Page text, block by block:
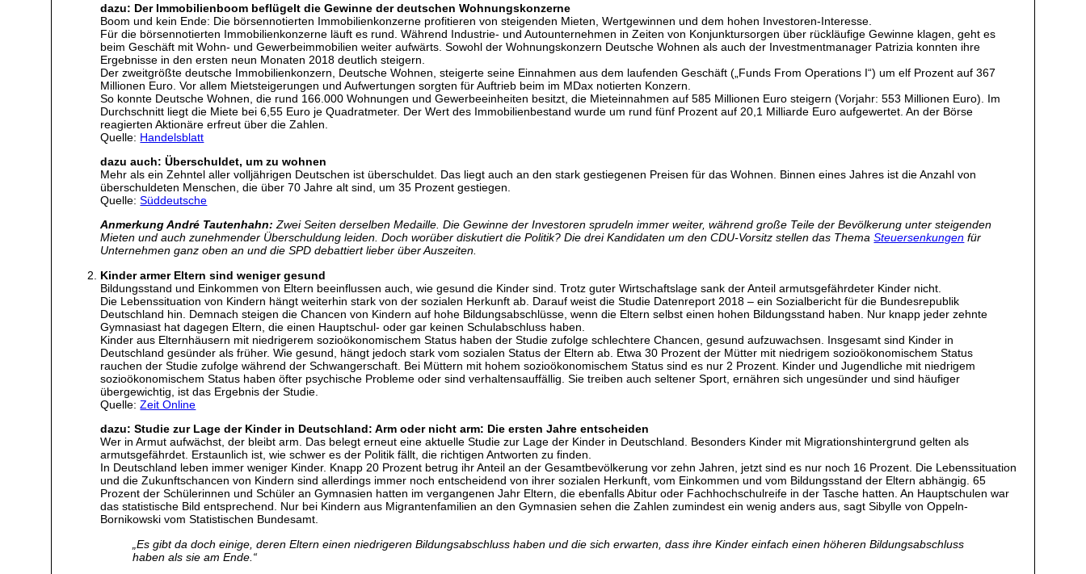
dazu: Der Immobilienboom beflügelt die Gewinne der deutschen Wohnungskonzerne
Boom und kein Ende: Die börsennotierten Immobilienkonzerne profitieren von steigenden Mieten, Wertgewinnen und dem hohen Investoren-Interesse.
Für die börsennotierten Immobilienkonzerne läuft es rund. Während Industrie- und Autounternehmen in Zeiten von Konjunktursorgen über rückläufige Gewinne klagen, geht es
beim Geschäft mit Wohn- und Gewerbeimmobilien weiter aufwärts. Sowohl der Wohnungskonzern Deutsche Wohnen als auch der Investmentmanager Patrizia konnten ihre
Ergebnisse in den ersten neun Monaten 2018 deutlich steigern.
Der zweitgrößte deutsche Immobilienkonzern, Deutsche Wohnen, steigerte seine Einnahmen aus dem laufenden Geschäft („Funds From Operations I“) um elf Prozent auf 367
Millionen Euro. Vor allem Mietsteigerungen und Aufwertungen sorgten für Auftrieb beim im MDax notierten Konzern.
So konnte Deutsche Wohnen, die rund 166.000 Wohnungen und Gewerbeeinheiten besitzt, die Mieteinnahmen auf 585 Millionen Euro steigern (Vorjahr: 553 Millionen Euro). Im
Durchschnitt liegt die Miete bei 6,55 Euro je Quadratmeter. Der Wert des Immobilienbestand wurde um rund fünf Prozent auf 20,1 Milliarde Euro aufgewertet. An der Börse
reagierten Aktionäre erfreut über die Zahlen.
Quelle: Handelsblatt
dazu auch: Überschuldet, um zu wohnen
Mehr als ein Zehntel aller volljährigen Deutschen ist überschuldet. Das liegt auch an den stark gestiegenen Preisen für das Wohnen. Binnen eines Jahres ist die Anzahl von
überschuldeten Menschen, die über 70 Jahre alt sind, um 35 Prozent gestiegen.
Quelle:Süddeutsche
Anmerkung André Tautenhahn: Zwei Seiten derselben Medaille. Die Gewinne der Investoren sprudeln immer weiter, während große Teile der Bevölkerung unter steigenden
Mieten und auch zunehmender Überschuldung leiden. Doch worüber diskutiert die Politik? Die drei Kandidaten um den CDU-Vorsitz stellen das ThemaSteuersenkungen für
Unternehmen ganz oben an und die SPD debattiert lieber über Auszeiten.
Kinder armer Eltern sind weniger gesund
Bildungsstand und Einkommen von Eltern beeinflussen auch, wie gesund die Kinder sind. Trotz guter Wirtschaftslage sank der Anteil armutsgefährdeter Kinder nicht.
Die Lebenssituation von Kindern hängt weiterhin stark von der sozialen Herkunft ab. Darauf weist die Studie Datenreport 2018 – ein Sozialbericht für die Bundesrepublik
Deutschland hin. Demnach steigen die Chancen von Kindern auf hohe Bildungsabschlüsse, wenn die Eltern selbst einen hohen Bildungsstand haben. Nur knapp jeder zehnte
Gymnasiast hat dagegen Eltern, die einen Hauptschul- oder gar keinen Schulabschluss haben.
Kinder aus Elternhäusern mit niedrigerem sozioökonomischem Status haben der Studie zufolge schlechtere Chancen, gesund aufzuwachsen. Insgesamt sind Kinder in
Deutschland gesünder als früher. Wie gesund, hängt jedoch stark vom sozialen Status der Eltern ab. Etwa 30 Prozent der Mütter mit niedrigem sozioökonomischem Status
rauchen der Studie zufolge während der Schwangerschaft. Bei Müttern mit hohem sozioökonomischem Status sind es nur 2 Prozent. Kinder und Jugendliche mit niedrigem
sozioökonomischem Status haben öfter psychische Probleme oder sind verhaltensauffällig. Sie treiben auch seltener Sport, ernähren sich ungesünder und sind häufiger
übergewichtig, ist das Ergebnis der Studie.
Quelle:Zeit Online
dazu: Studie zur Lage der Kinder in Deutschland: Arm oder nicht arm: Die ersten Jahre entscheiden
Wer in Armut aufwächst, der bleibt arm. Das belegt erneut eine aktuelle Studie zur Lage der Kinder in Deutschland. Besonders Kinder mit Migrationshintergrund gelten als
armutsgefährdet. Erstaunlich ist, wie schwer es der Politik fällt, die richtigen Antworten zu finden.
In Deutschland leben immer weniger Kinder. Knapp 20 Prozent betrug ihr Anteil an der Gesamtbevölkerung vor zehn Jahren, jetzt sind es nur noch 16 Prozent. Die Lebenssituation
und die Zukunftschancen von Kindern sind allerdings immer noch entscheidend von ihrer sozialen Herkunft, vom Einkommen und vom Bildungsstand der Eltern abhängig. 65
Prozent der Schülerinnen und Schüler an Gymnasien hatten im vergangenen Jahr Eltern, die ebenfalls Abitur oder Fachhochschulreife in der Tasche hatten. An Hauptschulen war
das statistische Bild entsprechend. Nur bei Kindern aus Migrantenfamilien an den Gymnasien sehen die Zahlen zumindest ein wenig anders aus, sagt Sibylle von Oppeln-
Bornikowski vom Statistischen Bundesamt.
„Es gibt da doch einige, deren Eltern einen niedrigeren Bildungsabschluss haben und die sich erwarten, dass ihre Kinder einfach einen höheren Bildungsabschluss
haben als sie am Ende.“